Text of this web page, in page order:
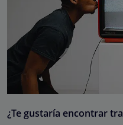
¿Te gustaría encontrar